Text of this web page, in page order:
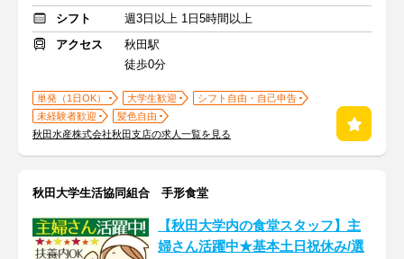
シフト
週3日以上 1日5時間以上
アクセス
秋田駅
徒歩0分
単発（1日OK） 大学生歓迎
シフト自由・自己申告
未経験者歓迎
髪色自由
秋田水産株式会社秋田支店の求人一覧を見る
秋田大学生活協同組合 手形食堂
【秋田大学内の食堂スタッフ】主
婦さん活躍中★基本土日祝休み/選